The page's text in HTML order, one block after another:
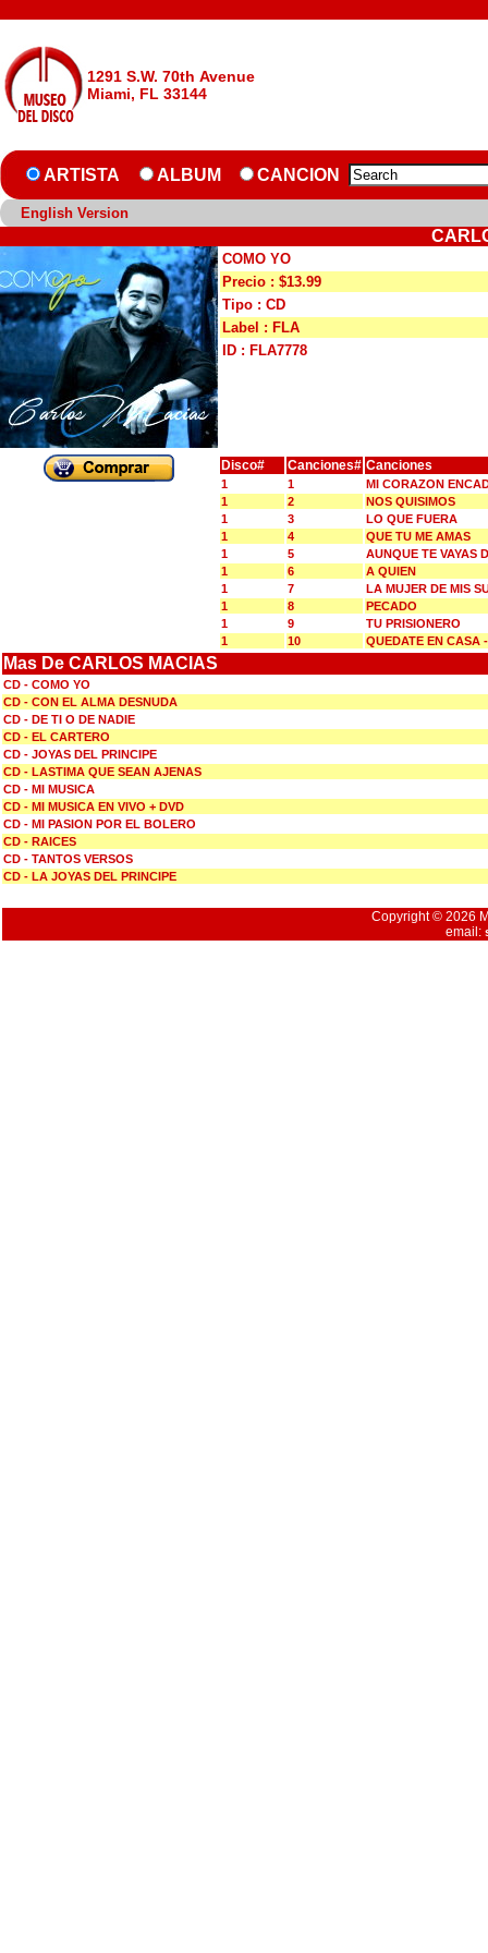
1291 S.W. 70th Avenue
Miami, FL 33144
ARTISTA ALBUM CANCION
English Version
COMO YO
Precio : $13.99
Tipo : CD
Label : FLA
ID : FLA7778
Disco# Canciones# Canciones
1 1
MI CORAZON
1
2
NOS QUISIMOS
1
3
LO QUE FUERA
1
4
QUE TU ME AMAS
1
5
AUNQUE TE VAYAS
1
6
A QUIEN
1
7
LA MUJER DE MIS
1
8
PECADO
1
9
TU PRISIONERO
1
10 QUEDATE EN CASA
Mas De CARLOS MACIAS
CD - COMO YO
CD - CON EL ALMA DESNUDA
CD - DE TI O DE NADIE
CD - EL CARTERO
CD - JOYAS DEL PRINCIPE
CD - LASTIMA QUE SEAN AJENAS
CD - MI MUSICA
CD - MI MUSICA EN VIVO + DVD
CD - MI PASION POR EL BOLERO
CD - RAICES
CD - TANTOS VERSOS
CD - LA JOYAS DEL PRINCIPE
Copyright © 2026
email: